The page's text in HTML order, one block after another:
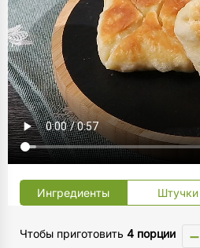
Ингредиенты Штучки
Чтобы приготовить 4 порции −